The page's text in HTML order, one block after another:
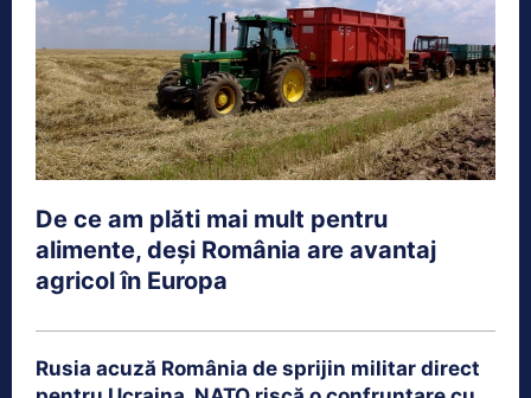
De ce am plăti mai mult pentru
alimente, deși România are avantaj
agricol în Europa
Rusia acuză România de sprijin militar direct